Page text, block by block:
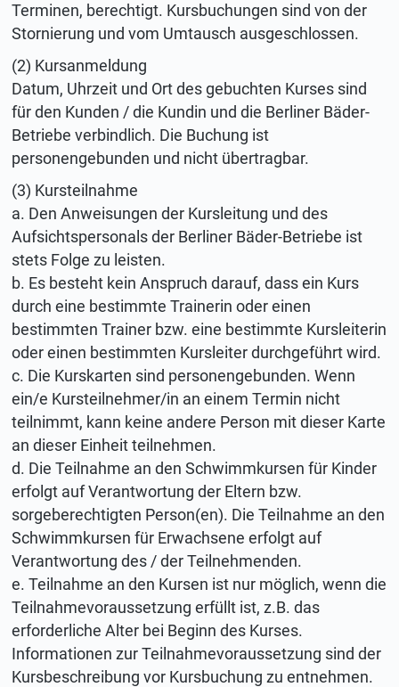
Terminen, berechtigt. Kursbuchungen sind von der
Stornierung und vom Umtausch ausgeschlossen.
(2) Kursanmeldung
Datum, Uhrzeit und Ort des gebuchten Kurses sind
für den Kunden / die Kundin und die Berliner Bäder-
Betriebe verbindlich. Die Buchung ist
personengebunden und nicht übertragbar.
(3) Kursteilnahme
a. Den Anweisungen der Kursleitung und des
Aufsichtspersonals der Berliner Bäder-Betriebe ist
stets Folge zu leisten.
b. Es besteht kein Anspruch darauf, dass ein Kurs
durch eine bestimmte Trainerin oder einen
bestimmten Trainer bzw. eine bestimmte Kursleiterin
oder einen bestimmten Kursleiter durchgeführt wird.
c. Die Kurskarten sind personengebunden. Wenn
ein/e Kursteilnehmer/in an einem Termin nicht
teilnimmt, kann keine andere Person mit dieser Karte
an dieser Einheit teilnehmen.
d. Die Teilnahme an den Schwimmkursen für Kinder
erfolgt auf Verantwortung der Eltern bzw.
sorgeberechtigten Person(en). Die Teilnahme an den
Schwimmkursen für Erwachsene erfolgt auf
Verantwortung des / der Teilnehmenden.
e. Teilnahme an den Kursen ist nur möglich, wenn die
Teilnahmevoraussetzung erfüllt ist, z.B. das
erforderliche Alter bei Beginn des Kurses.
Informationen zur Teilnahmevoraussetzung sind der
Kursbeschreibung vor Kursbuchung zu entnehmen.